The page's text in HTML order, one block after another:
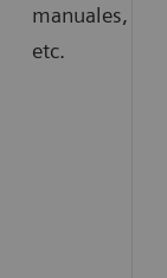
manuales,
etc.